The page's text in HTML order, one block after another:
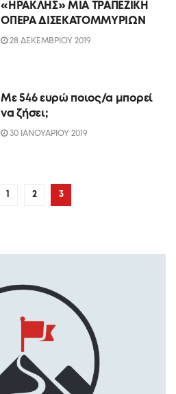
«ΗΡΑΚΛΗΣ» ΜΙΑ ΤΡΑΠΕΖΙΚΗ
ΟΠΕΡΑ ΔΙΣΕΚΑΤΟΜΜΥΡΙΩΝ
28 ΔΕΚΕΜΒΡΙΟΥ 2019
Με 546 ευρώ ποιος/α μπορεί
να ζήσει;
30 ΙΑΝΟΥΑΡΙΟΥ 2019
2 3